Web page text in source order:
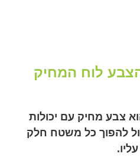
לוח המחיק
צבע מחיק עם יכולות
להפוך כל משטח חלק